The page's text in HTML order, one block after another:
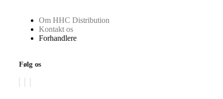
Om HHC Distribution
Kontakt os
Forhandlere
Følg os